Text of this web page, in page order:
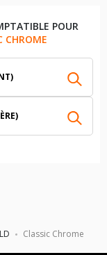
Classic Chrome
POUR
CHROME